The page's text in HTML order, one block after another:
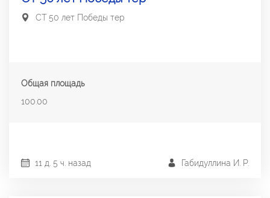
СТ 50 лет Победы тер
Общая площадь
100.00
Габидуллина И. Р.
11 д. 5 ч. назад